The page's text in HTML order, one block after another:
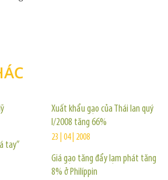
tay”
Xuất khẩu gạo của Thái lan quý
I/2008 tăng 66%
23 | 04 | 2008
Giá gạo tăng đẩy lạm phát tăng
8% ở Philíppin